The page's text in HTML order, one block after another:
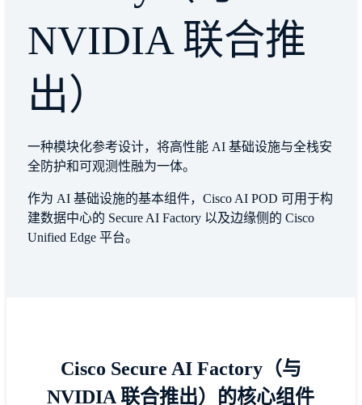
NVIDIA 联合推
出）
一种模块化参考设计，将高性能 AI 基础设施与全栈安
全防护和可观测性融为一体。
作为 AI 基础设施的基本组件，Cisco AI POD 可用于构
建数据中心的 Secure AI Factory 以及边缘侧的 Cisco
Unified Edge 平台。
Cisco Secure AI Factory（与
NVIDIA 联合推出）的核心组件